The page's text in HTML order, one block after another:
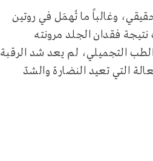
وغالباً ما تُهمَل في روتين
نتيجة فقدان الجلد مرونته
التجميلي، لم يعد شد الرقبة
التي تعيد النضارة والشدّ